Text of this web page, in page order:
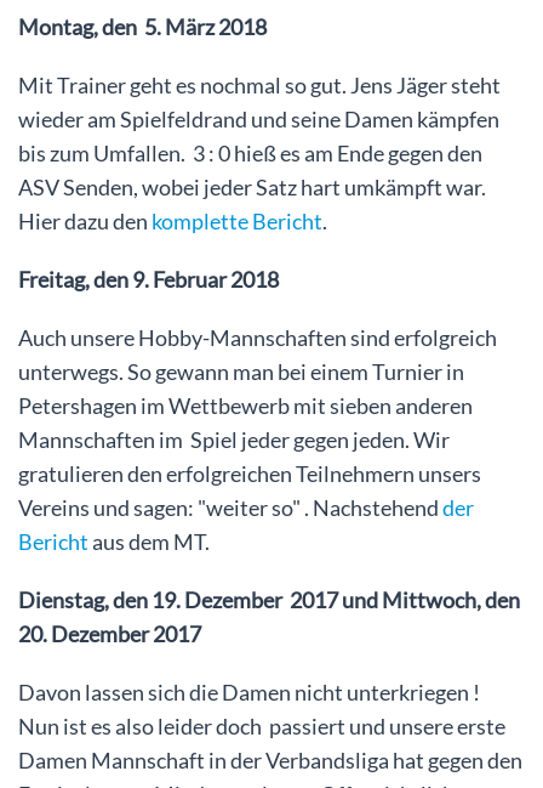
Montag, den 5. März 2018
Mit Trainer geht es nochmal so gut. Jens Jäger steht
wieder am Spielfeldrand und seine Damen kämpfen
bis zum Umfallen. 3 : 0 hieß es am Ende gegen den
ASV Senden, wobei jeder Satz hart umkämpft war.
Hier dazu den komplette Bericht.
Freitag, den 9. Februar 2018
Auch unsere Hobby-Mannschaften sind erfolgreich
unterwegs. So gewann man bei einem Turnier in
Petershagen im Wettbewerb mit sieben anderen
Mannschaften im Spiel jeder gegen jeden. Wir
gratulieren den erfolgreichen Teilnehmern unsers
Vereins und sagen: "weiter so" . Nachstehendder
Berichtaus dem MT.
Dienstag, den 19. Dezember 2017 und Mittwoch, den
20. Dezember 2017
Davon lassen sich die Damen nicht unterkriegen !
Nun ist es also leider doch passiert und unsere erste
Damen Mannschaft in der Verbandsliga hat gegen den